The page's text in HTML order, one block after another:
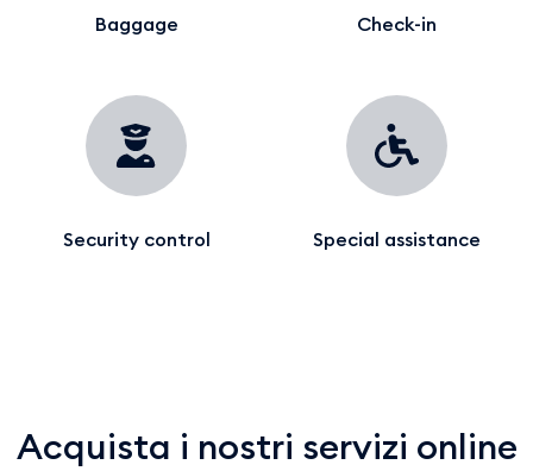
Baggage Check-in
Security control Special assistance
Acquista i nostri servizi online